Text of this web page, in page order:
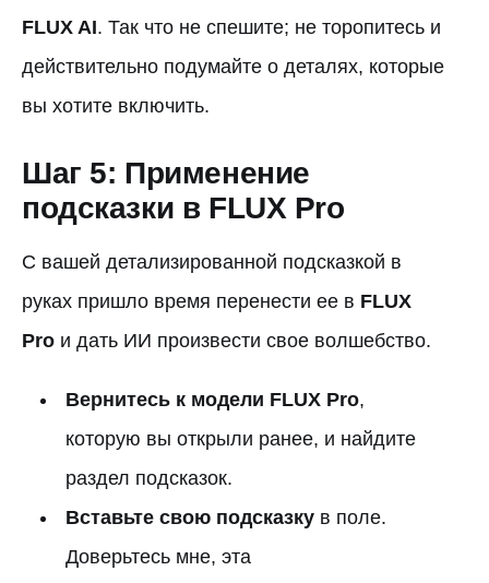
FLUX AI. Так что не спешите; не торопитесь и
действительно подумайте о деталях, которые
вы хотите включить.
Шаг 5: Применение
подсказки в FLUX Pro
С вашей детализированной подсказкой в
руках пришло время перенести ее в FLUX
Pro и дать ИИ произвести свое волшебство.
Вернитесь к модели FLUX Pro,
которую вы открыли ранее, и найдите
раздел подсказок.
Вставьте свою подсказкув поле.
Доверьтесь мне, эта